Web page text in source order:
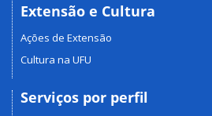
Extensão e Cultura
Ações de Extensão
Cultura na UFU
Serviços por perfil